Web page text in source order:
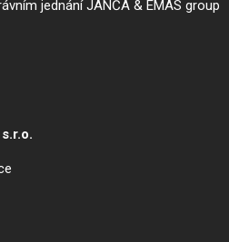
jednání JANČA & EMAS group